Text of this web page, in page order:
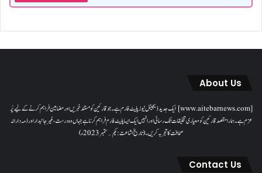
About Us
[www.aitebarnews.com] ایک جدید ڈیجیٹل نیوز پلیٹ فارم ہے۔ جو قارئین کو مستند خبریں اور مضامین فراہم کرنے کے لیے پُر
عزم ہے۔ ہمارا مقصدقارئین کو معیاری تخلیقات تک رسائی اور انہیں ایک ایسا پلیٹ فارم فراہم کرنا ہے جہاں وہ درست، غیر جانبدار اور ذمہ دارانہ
صحافت کا تجربہ کریں۔( تاریخ اشاعت : یکم؍ ستمبر 2023ء)
Contact Us